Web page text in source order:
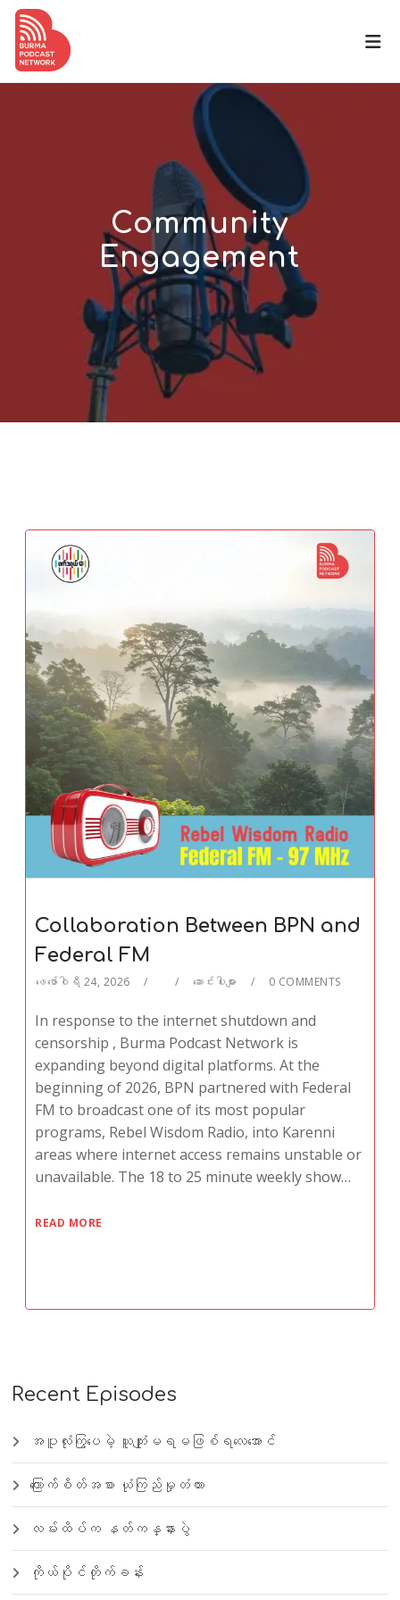
Community
Engagement
Collaboration Between BPN and
Federal FM
ဖေ‌ဖော်ဝါရီ 24, 2026 ဆောင်းပါးများ 0 COMMENTS
In response to the internet shutdown and
censorship , Burma Podcast Network is
expanding beyond digital platforms. At the
beginning of 2026, BPN partnered with Federal
FM to broadcast one of its most popular
programs, Rebel Wisdom Radio, into Karenni
areas where internet access remains unstable or
unavailable. The 18 to 25 minute weekly show…
READ MORE
Recent Episodes
အပူလုံးကြွပေမဲ့ ယူကျုံးမရမဖြစ်ရလေအောင်
ကြောက်စိတ်အစား ယုံကြည်မှုတံတား
လမ်းထိပ်က နတ်ကန္နားပွဲ
ကိုယ်ပိုင်တိုက်ခန်း